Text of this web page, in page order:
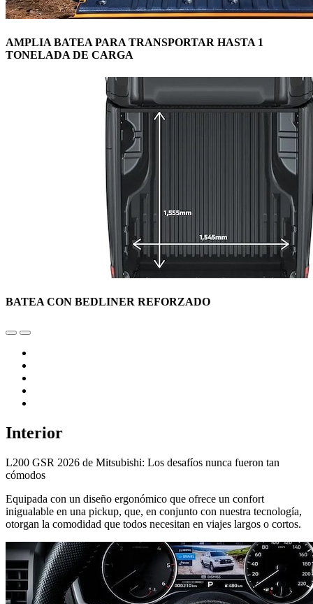
AMPLIA BATEA PARA TRANSPORTAR HASTA 1
TONELADA DE CARGA
BATEA CON BEDLINER REFORZADO
Interior
L200 GSR 2026 de Mitsubishi: Los desafíos nunca fueron tan
cómodos
Equipada con un diseño ergonómico que ofrece un confort
inigualable en una pickup, que, en conjunto con nuestra tecnología,
otorgan la comodidad que todos necesitan en viajes largos o cortos.